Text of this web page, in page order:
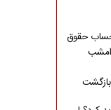
4 میلیونی بحساب حقوق
امشب